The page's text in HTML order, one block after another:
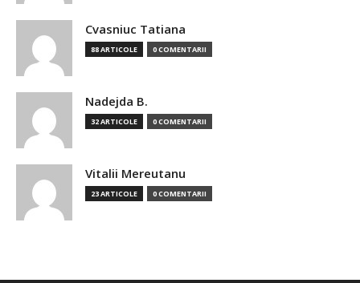
Cvasniuc Tatiana
88 ARTICOLE 0 COMENTARII
Nadejda B.
32 ARTICOLE 0 COMENTARII
Vitalii Mereutanu
23 ARTICOLE 0 COMENTARII